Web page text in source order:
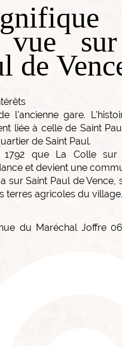
vue
de
l'ancienne gare.
liée à celle de Saint
de Saint Paul.
1792 que La Colle
et devient une
sur Saint Paul de Vence,
terres agricoles du village.
du Maréchal Joffre